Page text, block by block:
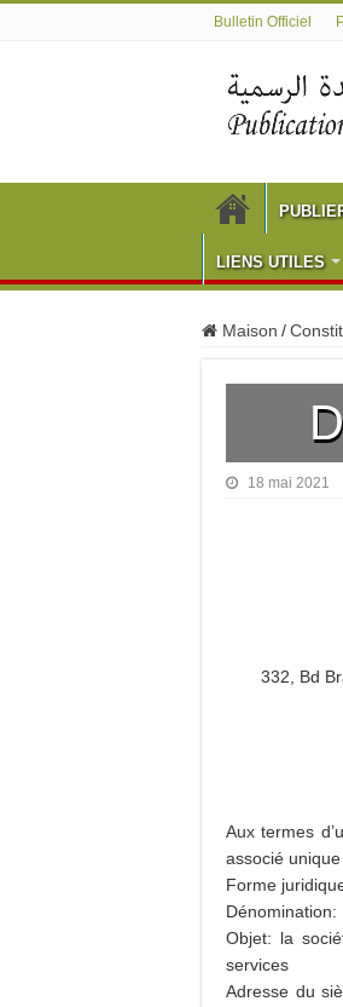
Bulletin Officiel
LIENS UTILES
Maison /
18 mai 2021
332, Bd
Aux termes
associé unique
Forme
Dénomination:
Objet: la
services
Adresse du